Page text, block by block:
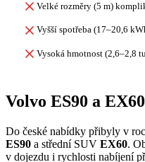
Velké rozměry (5 m)
Vyšší spotřeba (17–20,6
Vysoká hmotnost (2,6–2,8
Volvo ES90 a
Do české nabídky přibyly v
ES90 a střední SUV EX60.
v dojezdu i rychlosti nabíjení